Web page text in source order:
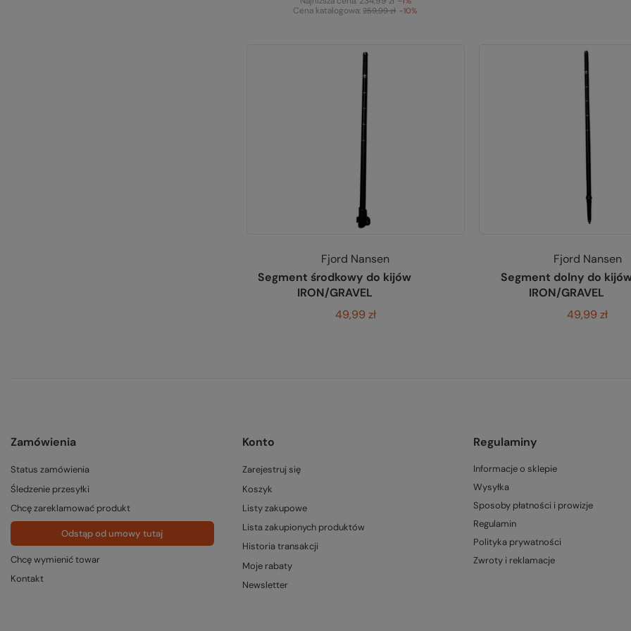
Cena katalogowa:259,99 zł -10%
Fjord Nansen
Segment środkowy do kijów
IRON/GRAVEL
49,99 zł
Fjord Nansen
Segment dolny do
IRON/GRAVEL
49,99 zł
Zamówienia
Status zamówienia
Śledzenie przesyłki
Chcę zareklamować produkt
Odstąp od umowy tutaj
Chcę wymienić towar
Kontakt
Konto
Zarejestruj się
Koszyk
Listy zakupowe
Lista zakupionych produktów
Historia transakcji
Moje rabaty
Newsletter
Regulaminy
Informacje o sklepie
Wysyłka
Sposoby płatności i prowizje
Regulamin
Polityka prywatności
Zwroty i reklamacje